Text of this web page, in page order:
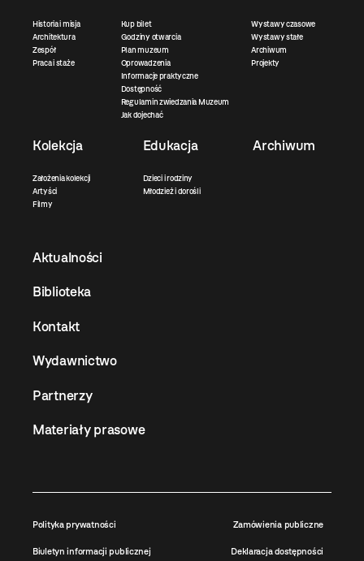
Historia i misja
Architektura
Zespół
Praca i staże
Kup bilet
Godziny otwarcia
Plan muzeum
Oprowadzenia
Informacje praktyczne
Dostępność
Regulamin zwiedzania Muzeum
Jak dojechać
Wystawy czasowe
Wystawy stałe
Archiwum
Projekty
Kolekcja
Założenia kolekcji
Artyści
Filmy
Edukacja
Dzieci i rodziny
Młodzież i dorośli
Archiwum
Aktualności
Biblioteka
Kontakt
Wydawnictwo
Partnerzy
Materiały prasowe
Polityka prywatności Zamówienia publiczne
Biuletyn informacji publicznej Deklaracja dostępności